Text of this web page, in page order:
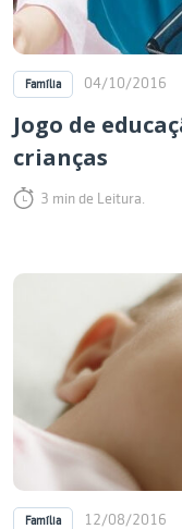
Família 04/10/2016
Jogo de
crianças
3 min de Leitura.
Família 12/08/2016